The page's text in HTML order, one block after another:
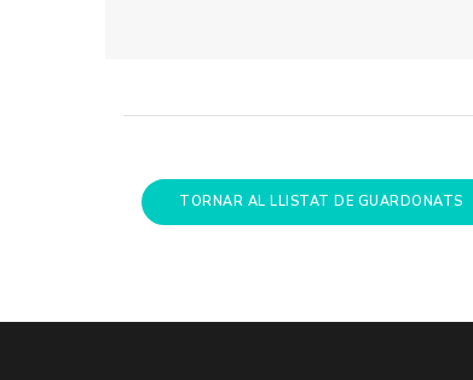
TORNAR AL LLISTAT DE GUARDONATS